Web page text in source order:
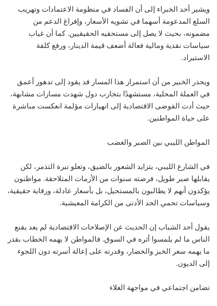
ويشير أحد الخبراء إلى أن الفساد في منظومة الاعتمادات وتهريب
السلع المدعومة أسهما في تشويه الأسعار، وإفراغ الدعم من
مضمونه، بحيث لا يصل إلى مستحقيه الحقيقيين. كما أن غياب
سياسات نقدية ومالية فعالة أضعف قيمة الدينار، ورفع كلفة
الاستيراد.
ويحذر الخبير من أن استمرار هذا المسار قد يقود إلى تدهور أعمق
في العملة المحلية، مستشهدًا بتجارب دول شهدت مسارات مشابهة،
حيث أدت الفوضى الاقتصادية إلى انهيارات مؤلمة انعكست مباشرة
على حياة المواطنين.
المواطن الليبي بين الصبر والغضب
في الشارع الليبي، يتزايد الشعور بالضيق، وتعلو نبرة التذمر، لكن
يقابلها صبر طويل، فرضته سنوات من الأزمات المتلاحقة. مواطنون
يؤكدون أنهم لا يطالبون بالمستحيل، بل بأسعار عادلة، ورقابة حقيقية،
وسياسات تحمي الحد الأدنى من الكرامة المعيشية.
يقول أحد الشباب إن الحديث عن الإصلاحات الاقتصادية لم يعد يقنع
الناس ما لم يلمسوا أثره في السوق. فالمواطن لا يهمه الخطاب بقدر
ما يهمه سعر الخبز والخضار، وقدرته على إعالة أسرته دون اللجوء
إلى الديون.
تضامن اجتماعي في مواجهة الغلاء